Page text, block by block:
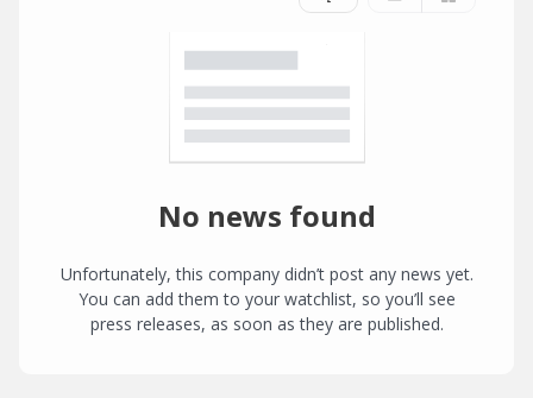
No news found
Unfortunately, this company didn’t post any news yet.
You can add them to your watchlist, so you’ll see
press releases, as soon as they are published.